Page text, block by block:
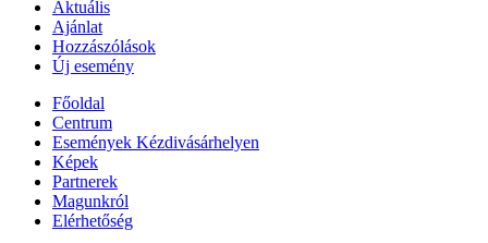
Aktuális
Ajánlat
Hozzászólások
Új esemény
Főoldal
Centrum
Események Kézdivásárhelyen
Képek
Partnerek
Magunkról
Elérhetőség